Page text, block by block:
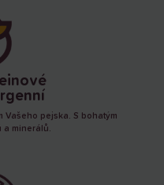
Vašeho pejska. S bohatým
a minerálů.